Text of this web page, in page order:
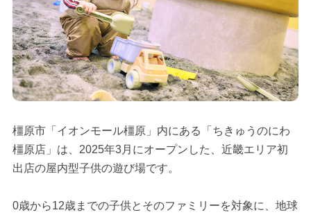
橿原市「イオンモール橿原」内にある「ちきゅうのにわ
橿原店」は、2025年3月にオープンした、近畿エリア初
出店の屋内型子供の遊び場です。
0歳から12歳までの子供とそのファミリーを対象に、地球